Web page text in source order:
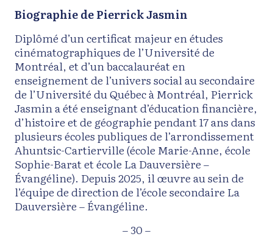
Biographie de Pierrick Jasmin
Diplômé d’un certificat majeur en études
cinématographiques de l’Université de
Montréal, et d’un baccalauréat en
enseignement de l’univers social au secondaire
de l’Université du Québec à Montréal, Pierrick
Jasmin a été enseignant d’éducation financière,
d’histoire et de géographie pendant 17 ans dans
plusieurs écoles publiques de l’arrondissement
Ahuntsic-Cartierville (école Marie-Anne, école
Sophie-Barat et école La Dauversière –
Évangéline). Depuis 2025, il œuvre au sein de
l’équipe de direction de l’école secondaire La
Dauversière – Évangéline.
– 30 –